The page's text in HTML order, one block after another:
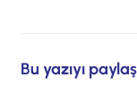
Bu yazıyı